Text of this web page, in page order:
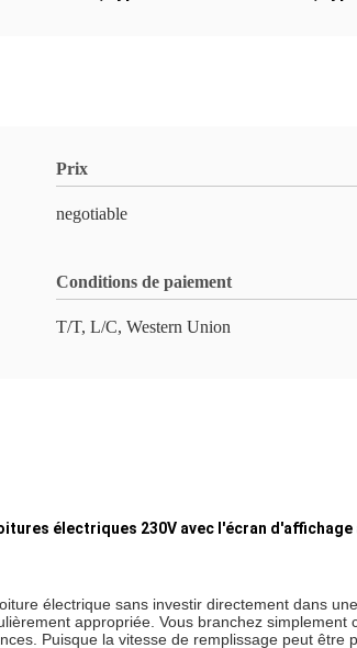
Prix
negotiable
Conditions de paiement
T/T, L/C, Western Union
électriques 230V avec l'écran
électrique sans investir directement dans
appropriée. Vous branchez
Puisque la vitesse de remplissage peut